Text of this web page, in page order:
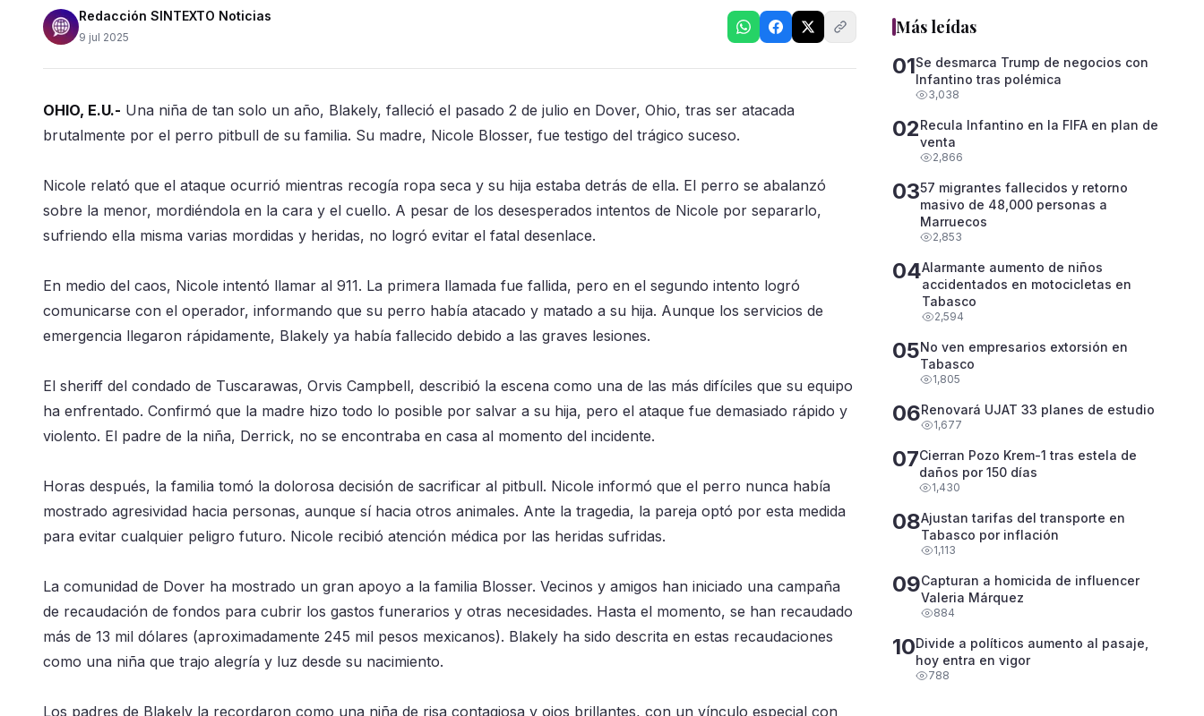
Redacción SINTEXTO Noticias
9 jul 2025
OHIO, E.U.- Una niña de tan solo un año, Blakely, falleció el pasado 2 de julio en Dover, Ohio, tras ser atacada
brutalmente por el perro pitbull de su familia. Su madre, Nicole Blosser, fue testigo del trágico suceso.
Nicole relató que el ataque ocurrió mientras recogía ropa seca y su hija estaba detrás de ella. El perro se abalanzó
sobre la menor, mordiéndola en la cara y el cuello. A pesar de los desesperados intentos de Nicole por separarlo,
sufriendo ella misma varias mordidas y heridas, no logró evitar el fatal desenlace.
En medio del caos, Nicole intentó llamar al 911. La primera llamada fue fallida, pero en el segundo intento logró
comunicarse con el operador, informando que su perro había atacado y matado a su hija. Aunque los servicios de
emergencia llegaron rápidamente, Blakely ya había fallecido debido a las graves lesiones.
El sheriff del condado de Tuscarawas, Orvis Campbell, describió la escena como una de las más difíciles que su equipo
ha enfrentado. Confirmó que la madre hizo todo lo posible por salvar a su hija, pero el ataque fue demasiado rápido y
violento. El padre de la niña, Derrick, no se encontraba en casa al momento del incidente.
Horas después, la familia tomó la dolorosa decisión de sacrificar al pitbull. Nicole informó que el perro nunca había
mostrado agresividad hacia personas, aunque sí hacia otros animales. Ante la tragedia, la pareja optó por esta medida
para evitar cualquier peligro futuro. Nicole recibió atención médica por las heridas sufridas.
La comunidad de Dover ha mostrado un gran apoyo a la familia Blosser. Vecinos y amigos han iniciado una campaña
de recaudación de fondos para cubrir los gastos funerarios y otras necesidades. Hasta el momento, se han recaudado
más de 13 mil dólares (aproximadamente 245 mil pesos mexicanos). Blakely ha sido descrita en estas recaudaciones
como una niña que trajo alegría y luz desde su nacimiento.
Los padres de Blakely la recordaron como una niña de risa contagiosa y ojos brillantes, con un vínculo especial con
Más leídas
01Se desmarca Trump de negocios con
Infantino tras polémica
3,038
02Recula Infantino en la FIFA en plan de
venta
2,866
0357 migrantes fallecidos y retorno
masivo de 48,000 personas a
Marruecos
2,853
04Alarmante aumento de niños
accidentados en motocicletas en
Tabasco
2,594
05No ven empresarios extorsión en
Tabasco
1,805
06Renovará UJAT 33 planes de estudio
1,677
07Cierran Pozo Krem-1 tras estela de
daños por 150 días
1,430
08Ajustan tarifas del transporte en
Tabasco por inflación
1,113
09Capturan a homicida de influencer
Valeria Márquez
884
10Divide a políticos aumento al pasaje,
hoy entra en vigor
788